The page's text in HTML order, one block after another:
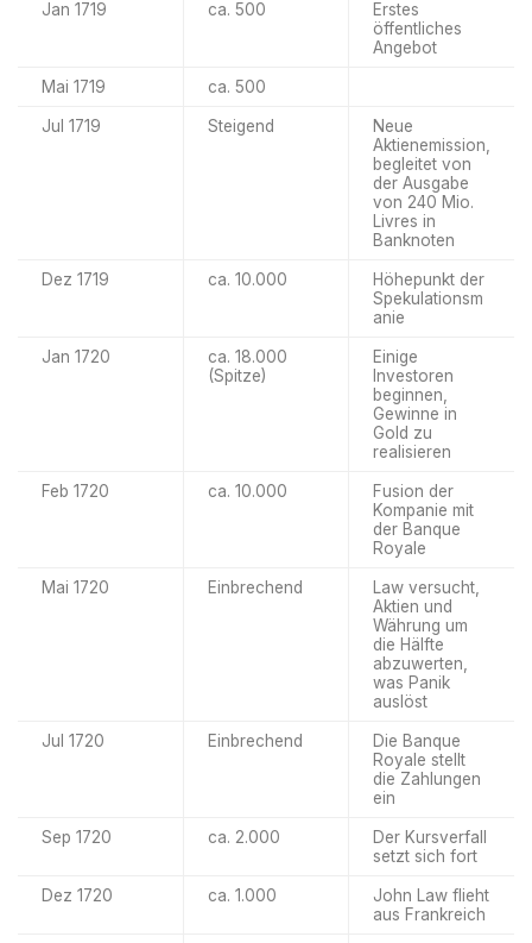
Jan 1719 ca. 500
Erstes
öffentliches
Angebot
Mai 1719 ca. 500
Jul 1719 Steigend
Neue
Aktienemission,
begleitet von
der Ausgabe
von 240 Mio.
Livres in
Banknoten
Dez 1719 ca. 10.000
Höhepunkt der
Spekulationsm
anie
Jan 1720
ca. 18.000
(Spitze)
Einige
Investoren
beginnen,
Gewinne in
Gold zu
realisieren
Feb 1720 ca. 10.000
Fusion der
Kompanie mit
der Banque
Royale
Mai 1720 Einbrechend
Law versucht,
Aktien und
Währung um
die Hälfte
abzuwerten,
was Panik
auslöst
Jul 1720 Einbrechend
Die Banque
Royale stellt
die Zahlungen
ein
Sep 1720 ca. 2.000
Der Kursverfall
setzt sich fort
Dez 1720 ca. 1.000
John Law flieht
aus Frankreich